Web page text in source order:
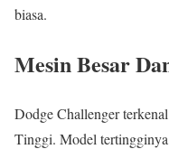
biasa.
Mesin Besar
Dodge Challenger
Tinggi. Model